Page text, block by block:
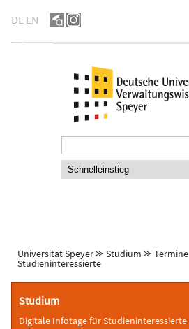
DE EN
Universität Speyer⪼ Studium ⪼ Termine
Studieninteressierte
Studium
Digitale Infotage für Studieninteressierte